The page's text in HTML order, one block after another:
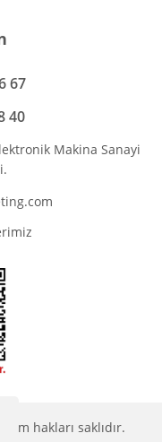
67
40
Makina Sanayi
hakları saklıdır.